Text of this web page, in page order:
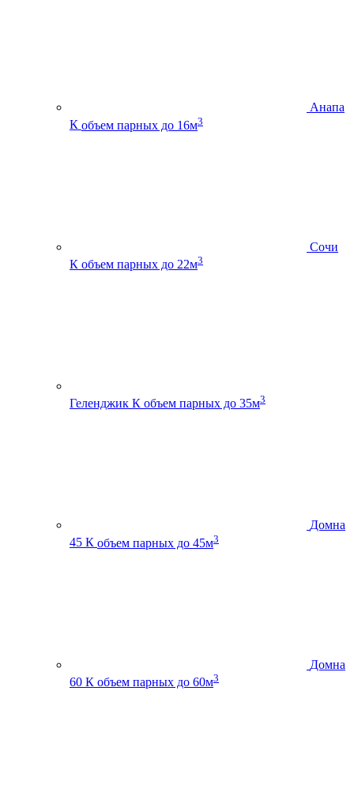
Анапа
К объем парных до 16м3
Сочи
К объем парных до 22м3
Геленджик К объем парных до 35м3
Домна
45 К объем парных до 45м3
Домна
60 К объем парных до 60м3